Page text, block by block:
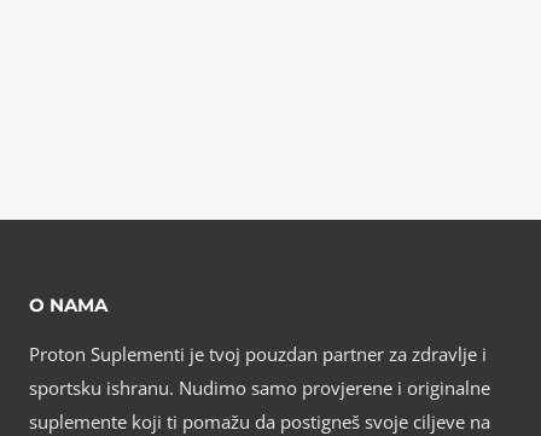
O NAMA
Proton Suplementi je tvoj pouzdan partner za zdravlje i
sportsku ishranu. Nudimo samo provjerene i originalne
suplemente koji ti pomažu da postigneš svoje ciljeve na